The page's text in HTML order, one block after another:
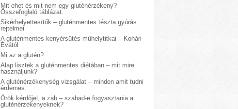
Mit ehet és mit nem egy gluténérzékeny?
Összefoglaló táblázat.
Sikérhelyettesítők – gluténmentes tészta gyúrás
rejtelmei
A gluténmentes kenyérsütés műhelytitkai – Kohári
Évától
Mi az a glutén?
Alap lisztek a gluténmentes diétában – mit mire
használjunk?
A gluténérzékenység vizsgálat – minden amit tudni
érdemes.
Örök kérdőjel, a zab – szabad-e fogyasztania a
gluténérzékenyeknek?